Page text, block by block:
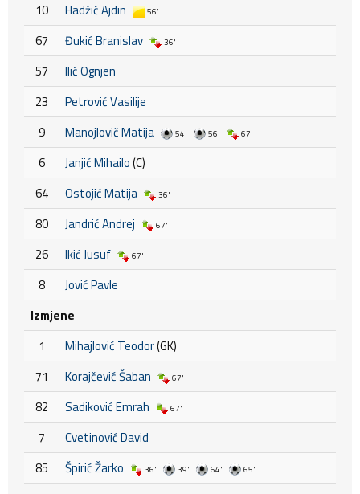
10
Hadžić Ajdin 56'
67 Đukić Branislav 36'
57
Ilić Ognjen
23
Petrović Vasilije
9
Manojlovič Matija 54' 56' 67'
6 Janjić Mihailo(C)
64
Ostojić Matija 36'
80 Jandrić Andrej 67'
26 Ikić Jusuf 67'
8
Jović Pavle
Izmjene
1
Mihajlović Teodor(GK)
71
Korajčević Šaban 67'
82 Sadiković Emrah 67'
7
Cvetinović David
85
Špirić Žarko 36' 39' 64' 65'